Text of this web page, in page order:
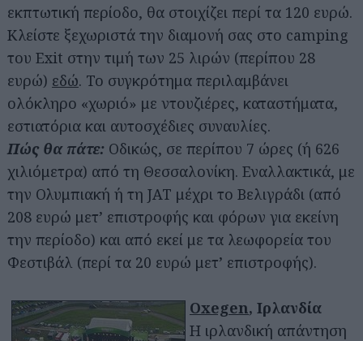
εκπτωτική περίοδο, θα στοιχίζει περί τα 120 ευρώ.
Κλείστε ξεχωριστά την διαμονή σας στο camping
του Exit στην τιμή των 25 λιρών (περίπου 28
ευρώ) εδώ. Το συγκρότημα περιλαμβάνει
ολόκληρο «χωριό» με ντουζιέρες, καταστήματα,
εστιατόρια και αυτοσχέδιες συναυλίες.
Πώς θα πάτε: Οδικώς, σε περίπου 7 ώρες (ή 626
χιλιόμετρα) από τη Θεσσαλονίκη. Εναλλακτικά, με
την Ολυμπιακή ή τη JAT μέχρι το Βελιγράδι (από
208 ευρώ μετ’ επιστροφής και φόρων για εκείνη
την περίοδο) και από εκεί με τα λεωφορεία του
Φεστιβάλ (περί τα 20 ευρώ μετ’ επιστροφής).
Oxegen, Ιρλανδία
Η ιρλανδική απάντηση